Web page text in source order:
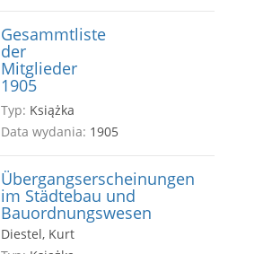
Gesammtliste
der
Mitglieder
1905
Typ: Książka
Data wydania: 1905
Übergangserscheinungen
im Städtebau und
Bauordnungswesen
Diestel, Kurt